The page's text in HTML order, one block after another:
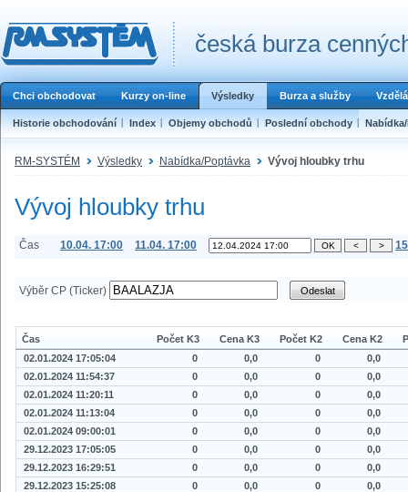
česká burza
Chci obchodovat Kurzy on-line Výsledky Burza a služby
Historie obchodování Index Objemy obchodů Poslední obchody
RM-SYSTÉM Výsledky Nabídka/Poptávka Vývoj hloubky trhu
Vývoj hloubky trhu
Čas 10.04. 17:00 11.04. 17:00
Výběr CP (Ticker)
Čas Počet K3 Cena K3 Počet K2 Cena K2
02.01.2024 17:05:04
0 0,0 0
0,0
02.01.2024 11:54:37
0 0,0 0
0,0
02.01.2024 11:20:11
0 0,0 0
0,0
02.01.2024 11:13:04
0 0,0 0
0,0
02.01.2024 09:00:01
0 0,0 0
0,0
29.12.2023 17:05:05
0 0,0 0
0,0
29.12.2023 16:29:51
0 0,0 0
0,0
29.12.2023 15:25:08
0 0,0 0
0,0